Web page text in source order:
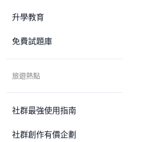
升學教育
免費試題庫
旅遊熱點
社群最強使用指南
社群創作有價企劃